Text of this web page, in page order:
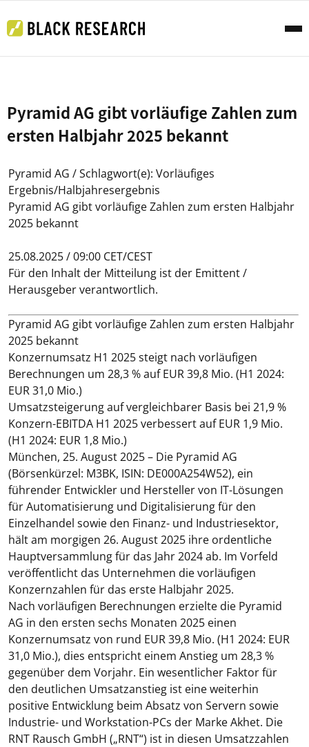
Pyramid AG gibt vorläufige Zahlen zum
ersten Halbjahr 2025 bekannt
Pyramid AG / Schlagwort(e): Vorläufiges
Ergebnis/Halbjahresergebnis
Pyramid AG gibt vorläufige Zahlen zum ersten Halbjahr
2025 bekannt
25.08.2025 / 09:00 CET/CEST
Für den Inhalt der Mitteilung ist der Emittent /
Herausgeber verantwortlich.
Pyramid AG gibt vorläufige Zahlen zum ersten Halbjahr
2025 bekannt
Konzernumsatz H1 2025 steigt nach vorläufigen
Berechnungen um 28,3 % auf EUR 39,8 Mio. (H1 2024:
EUR 31,0 Mio.)
Umsatzsteigerung auf vergleichbarer Basis bei 21,9 %
Konzern-EBITDA H1 2025 verbessert auf EUR 1,9 Mio.
(H1 2024: EUR 1,8 Mio.)
München, 25. August 2025– Die Pyramid AG
(Börsenkürzel: M3BK, ISIN: DE000A254W52), ein
führender Entwickler und Hersteller von IT-Lösungen
für Automatisierung und Digitalisierung für den
Einzelhandel sowie den Finanz- und Industriesektor,
hält am morgigen 26. August 2025 ihre ordentliche
Hauptversammlung für das Jahr 2024 ab. Im Vorfeld
veröffentlicht das Unternehmen die vorläufigen
Konzernzahlen für das erste Halbjahr 2025.
Nach vorläufigen Berechnungen erzielte die Pyramid
AG in den ersten sechs Monaten 2025 einen
Konzernumsatz von rund EUR 39,8 Mio. (H1 2024: EUR
31,0 Mio.), dies entspricht einem Anstieg um 28,3 %
gegenüber dem Vorjahr. Ein wesentlicher Faktor für
den deutlichen Umsatzanstieg ist eine weiterhin
positive Entwicklung beim Absatz von Servern sowie
Industrie- und Workstation-PCs der Marke Akhet. Die
RNT Rausch GmbH („RNT“) ist in diesen Umsatzzahlen